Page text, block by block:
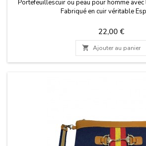
Portefeuillescuir ou peau pour homme avec
Fabriqué en cuir véritable
Prix
22,00 €
 Ajouter au panier